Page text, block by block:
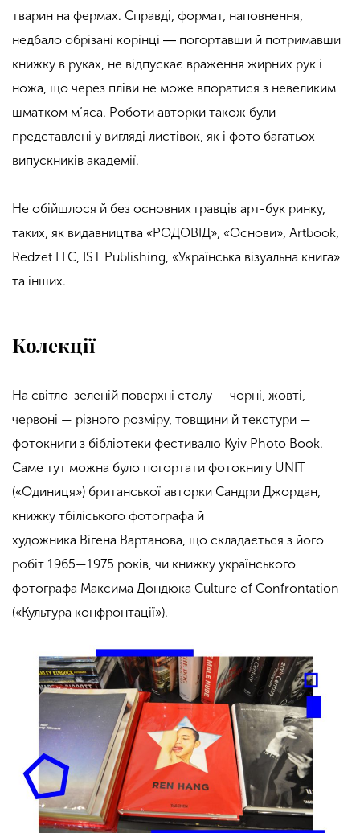
тварин на фермах. Справді, формат, наповнення,
недбало обрізані корінці ― погортавши й потримавши
книжку в руках, не відпускає враження жирних рук і
ножа, що через пліви не може впоратися з невеликим
шматком м’яса. Роботи авторки також були
представлені у вигляді листівок, як і фото багатьох
випускників академії.
Не обійшлося й без основних гравців арт-бук ринку,
таких, як видавництва «РОДОВІД», «Основи», Artbook,
Redzet LLC, IST Publishing, «Українська візуальна книга»
та інших.
Колекції
На світло-зеленій поверхні столу — чорні, жовті,
червоні — різного розміру, товщини й текстури —
фотокниги з бібліотеки фестивалю Kyiv Photo Book.
Саме тут можна було погортати фотокнигу UNIT
(«Одиниця») британської авторки Сандри Джордан,
книжку тбіліського фотографа й
художника Вігена Вартанова, що складається з його
робіт 1965—1975 років, чи книжку українського
фотографа Максима Дондюка Culture of Confrontation
(«Культура конфронтації»).